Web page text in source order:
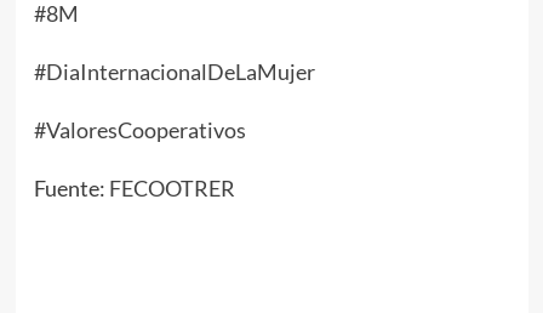
#8M
#DiaInternacionalDeLaMujer
#ValoresCooperativos
Fuente: FECOOTRER